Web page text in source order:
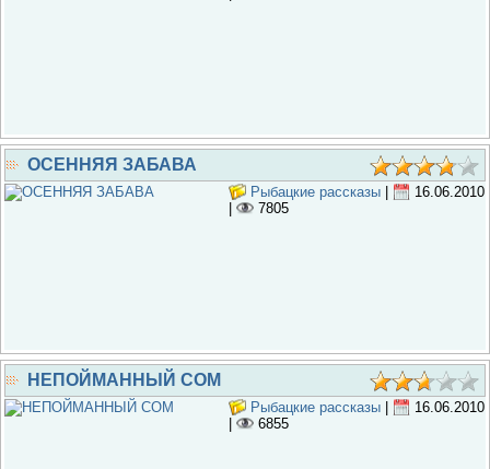
ОСЕННЯЯ ЗАБАВА
Рыбацкие рассказы
16.06.2010
7805
НЕПОЙМАННЫЙ COM
Рыбацкие рассказы
16.06.2010
6855